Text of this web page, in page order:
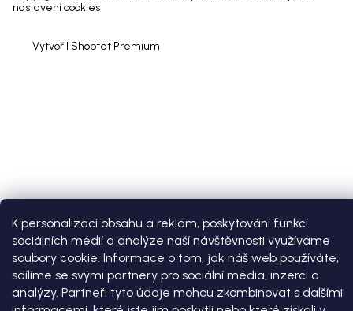
K personalizaci obsahu a reklam, poskytování funkcí
sociálních médií a analýze naší návštěvnosti využíváme
soubory cookie. Informace o tom, jak náš web používáte,
sdílíme se svými partnery pro sociální média, inzerci a
analýzy. Partneři tyto údaje mohou zkombinovat s dalšími
Vytvořil Shoptet Premium
nastavení cookies